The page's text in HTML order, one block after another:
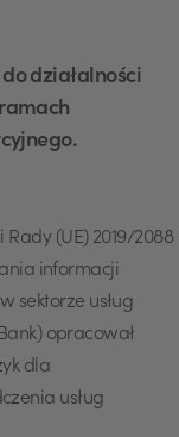
działalności
(UE) 2019/2088
informacji
sektorze usług
opracował
dla
usług